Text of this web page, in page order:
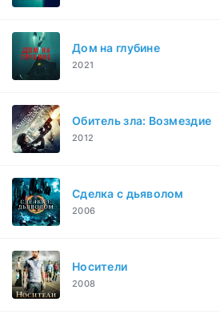
Дом на глубине
2021
Обитель зла: Возмездие
2012
Сделка с дьяволом
2006
Носители
2008